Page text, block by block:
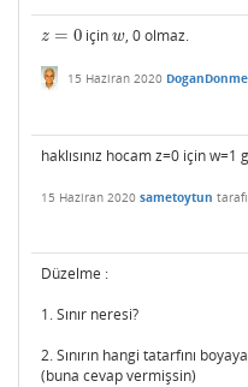
z = 0
z=0 için w
w, 0 olmaz.
15 Haziran 2020
haklısınız hocam z=0 için
15 Haziran 2020 sametoytun
Düzelme :
1. Sınır neresi?
2. Sınırın hangi tatarfını
(buna cevap vermişsin)